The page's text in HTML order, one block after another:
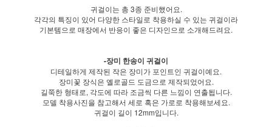
귀걸이는 총 3종 준비했어요.
각각의 특징이 있어 다양한 스타일로 착용하실 수 있는 귀걸이라
기본템으로 매장에서 반응이 좋은 디자인으로 소개해드려요.
-장미 한송이 귀걸이
디테일하게 제작된 작은 장미가 포인트인 귀걸이예요.
장미꽃 장식은 옐로골드 도금으로 제작되었어요.
길쭉한 형태로, 각도에 따라 조금씩 다른 느낌이 연출됩니다.
모델 착용사진을 참고해서 세로 혹은 가로로 착용해보세요.
귀걸이 길이 12mm입니다.